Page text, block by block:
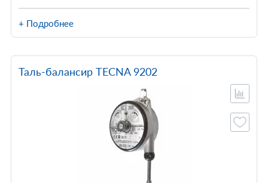
+ Подробнее
Таль-балансир TECNA 9202